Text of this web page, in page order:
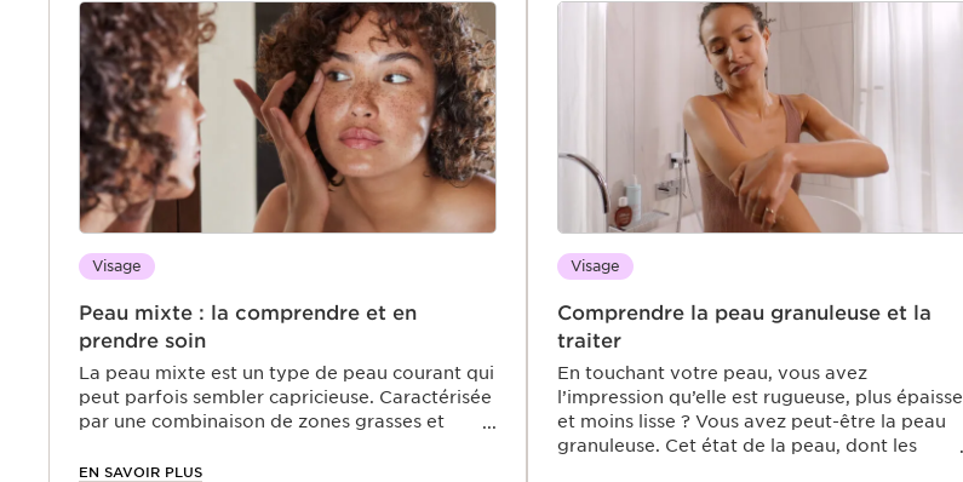
demande une certaine attention au niveau des
Visage
Peau mixte : la comprendre et en
prendre soin
La peau mixte est un type de peau courant qui
peut parfois sembler capricieuse. Caractérisée
par une combinaison de zones grasses et
particulière et une routine beauté adaptée.
EN SAVOIR PLUS
Visage
Comprendre la peau granuleuse et la
traiter
En touchant votre peau, vous avez
l’impression qu’elle est rugueuse, plus épaisse
et moins lisse ? Vous avez peut-être la peau
granuleuse. Cet état de la peau, dont les